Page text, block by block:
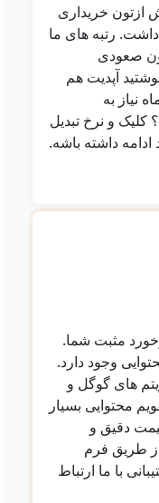
ازتون خریداری
رتبه های ما
صعودی
آپدیت هم
نیاز به
و نرخ تبدیل
داشته باشه.
مثبت شما.
وجود دارد.
های گوگل و
محتوایی بسیار
دقیق و
طریق فرم
با ما ارتباط